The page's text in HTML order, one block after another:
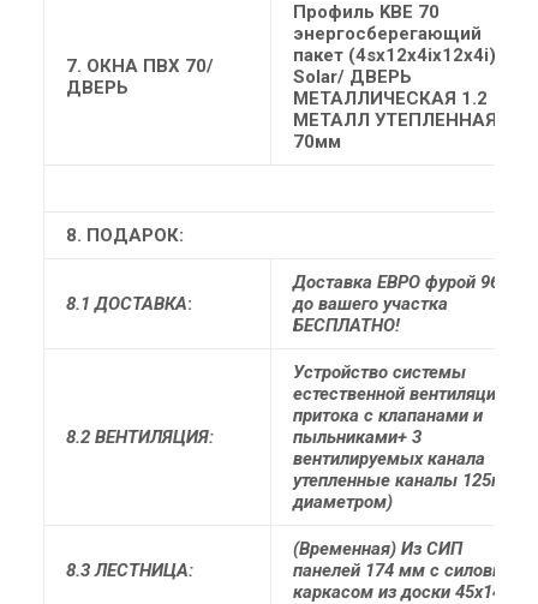
7. ОКНА ПВХ 70/
ДВЕРЬ
Профиль KBE 70
энергосберегающий
пакет (4sх12х4iх12х4i)
Solar/ ДВЕРЬ
МЕТАЛЛИЧЕСКАЯ 1.2
МЕТАЛЛ УТЕПЛЕННАЯ
70мм
8. ПОДАРОК:
8.1 ДОСТАВКА:
Доставка ЕВРО фурой 96м3
до вашего участка
БЕСПЛАТНО!
8.2 ВЕНТИЛЯЦИЯ:
Устройство системы
естественной вентиляции (3
притока с клапанами и
пыльниками+ 3
вентилируемых канала
утепленные каналы 125мм
диаметром)
8.3 ЛЕСТНИЦА:
(Временная) Из СИП
панелей 174 мм с силовым
каркасом из доски 45х145